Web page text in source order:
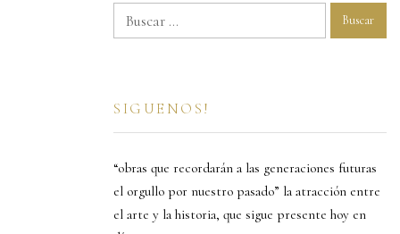
SIGUENOS!
“obras que recordarán a las generaciones futuras
el orgullo por nuestro pasado” la atracción entre
el arte y la historia, que sigue presente hoy en